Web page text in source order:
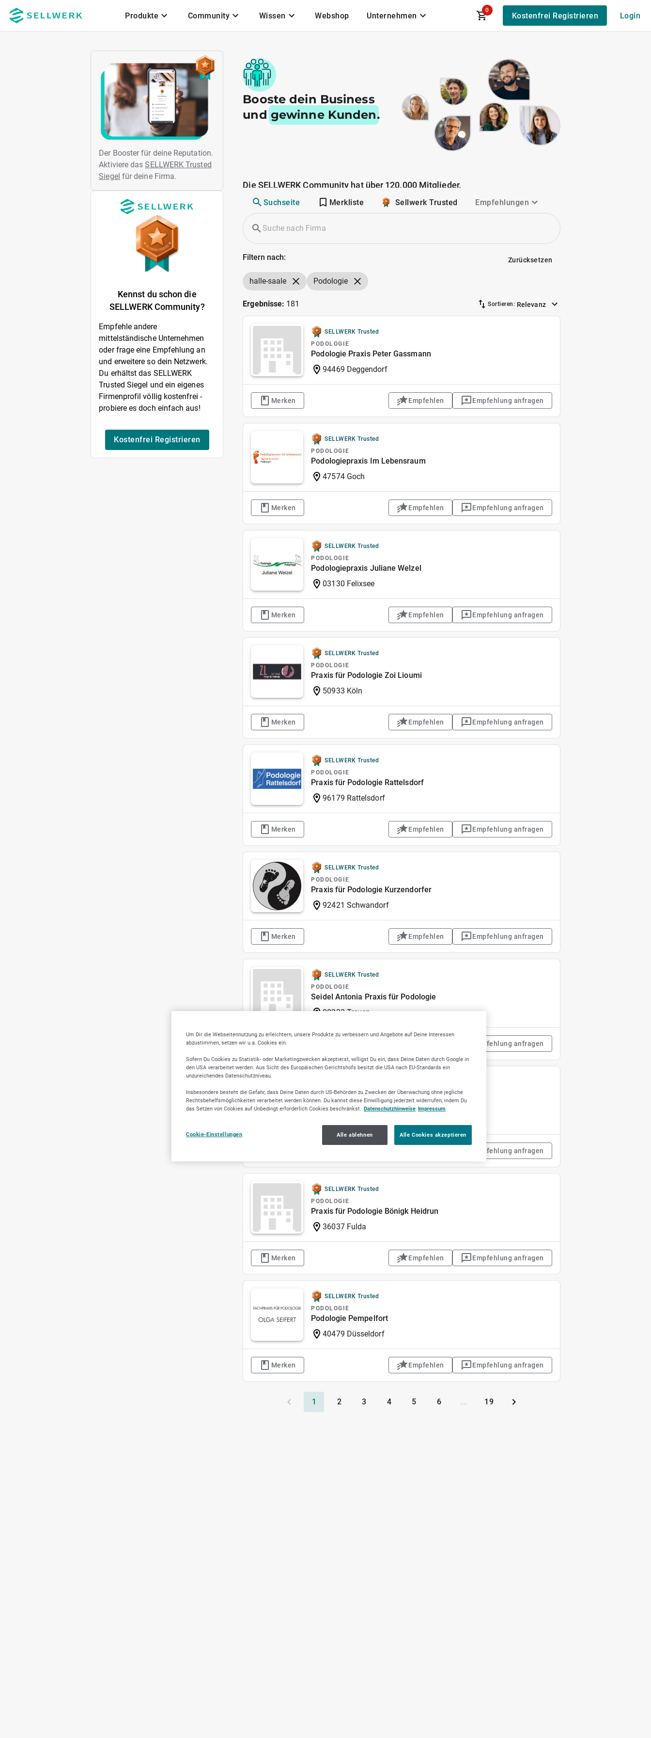
Zum Hauptinhalt
Produkte Community Wissen Webshop Unternehmen
0
Kostenfrei Registrieren Login
Der Booster für deine Reputation.
Aktiviere dasSELLWERK Trusted
Siegel für deine Firma.
Kennst du schon die
SELLWERK Community?
Empfehle andere
mittelständische Unternehmen
oder frage eine Empfehlung an
und erweitere so dein Netzwerk.
Du erhältst das SELLWERK
Trusted Siegel und ein eigenes
Firmenprofil völlig kostenfrei -
probiere es doch einfach aus!
Kostenfrei Registrieren
Booste dein Business
und gewinne Kunden.
Die SELLWERK Community hat über 120.000 Mitglieder.
Suchseite Merkliste Sellwerk Trusted Empfehlungen
Filtern nach: Zurücksetzen
halle-saale Podologie
Ergebnisse: 181 Sortieren: Relevanz
SELLWERK Trusted
PODOLOGIE
Podologie Praxis Peter Gassmann
94469 Deggendorf
Merken Empfehlen Empfehlung anfragen
SELLWERK Trusted
PODOLOGIE
Podologiepraxis Im Lebensraum
47574 Goch
Merken Empfehlen Empfehlung anfragen
SELLWERK Trusted
PODOLOGIE
Podologiepraxis Juliane Welzel
03130 Felixsee
Merken Empfehlen Empfehlung anfragen
SELLWERK Trusted
PODOLOGIE
Praxis für Podologie Zoi Lioumi
50933 Köln
Merken Empfehlen Empfehlung anfragen
SELLWERK Trusted
PODOLOGIE
Praxis für Podologie Rattelsdorf
96179 Rattelsdorf
Merken Empfehlen Empfehlung anfragen
SELLWERK Trusted
PODOLOGIE
Praxis für Podologie Kurzendorfer
92421 Schwandorf
Merken Empfehlen Empfehlung anfragen
SELLWERK Trusted
PODOLOGIE
Seidel Antonia Praxis für Podologie
08233 Treuen
Merken Empfehlung anfragen
PODOLOGIE
Podologie und Nagelpraxis Stöber
Empfehlung anfragen
SELLWERK Trusted
PODOLOGIE
Praxis für Podologie Bönigk Heidrun
36037 Fulda
Merken Empfehlen Empfehlung anfragen
SELLWERK Trusted
PODOLOGIE
Podologie Pempelfort
40479 Düsseldorf
Merken Empfehlen Empfehlung anfragen
1 2 3 4 5 6 ... 19
Um Dir die Webseitennutzung zu erleichtern, unsere Produkte zu verbessern und Angebote auf Deine Interessen
abzustimmen, setzen wir u.a. Cookies ein.
Sofern Du Cookies zu Statistik- oder Marketingzwecken akzeptierst, willigst Du ein, dass Deine Daten durch Google in
den USA verarbeitet werden. Aus Sicht des Europäischen Gerichtshofs besitzt die USA nach EU-Standards ein
unzureichendes Datenschutzniveau.
Insbesondere besteht die Gefahr, dass Deine Daten durch US-Behörden zu Zwecken der Überwachung ohne jegliche
Rechtsbehelfsmöglichkeiten verarbeitet werden können. Du kannst diese Einwilligung jederzeit widerrufen, indem Du
das Setzen von Cookies auf Unbedingt erforderlich Cookies beschränkst. Datenschutzhinweise Impressum
Cookie-Einstellungen Alle ablehnen Alle Cookies akzeptieren